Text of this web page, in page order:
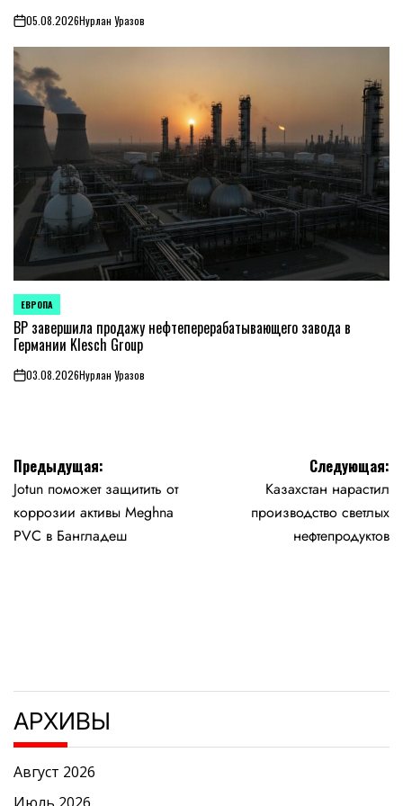
on05.08.2026Нурлан Уразов
ОПУБЛИКОВАНО
В
ЕВРОПА
BP завершила продажу нефтеперерабатывающего завода в
Германии Klesch Group
on03.08.2026Нурлан Уразов
Навигация
по
записям
Предыдущая:
Jotun поможет защитить от
коррозии активы Meghna
PVC в Бангладеш
Следующая:
Казахстан нарастил
производство светлых
нефтепродуктов
АРХИВЫ
Август 2026